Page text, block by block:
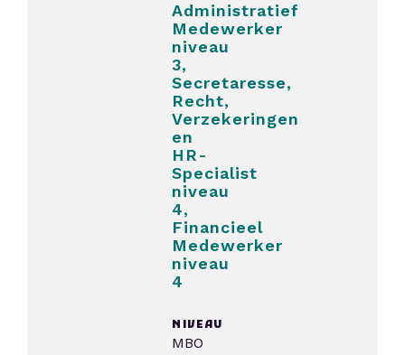
Administratief
Medewerker
niveau
3,
Secretaresse,
Recht,
Verzekeringen
en
HR-
Specialist
niveau
4,
Financieel
Medewerker
niveau
4
NIVEAU
MBO